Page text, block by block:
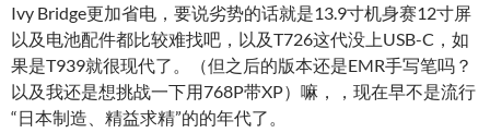
Ivy Bridge更加省电，要说劣势的话就是13.9寸机身赛12寸屏
以及电池配件都比较难找吧，以及T726这代没上USB-C，如
果是T939就很现代了。（但之后的版本还是EMR手写笔吗？
以及我还是想挑战一下用768P带XP）嘛，，现在早不是流行
“日本制造、精益求精”的的年代了。